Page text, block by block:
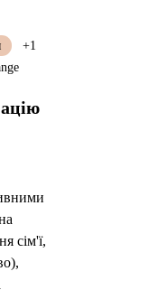
сім'ї,
+1